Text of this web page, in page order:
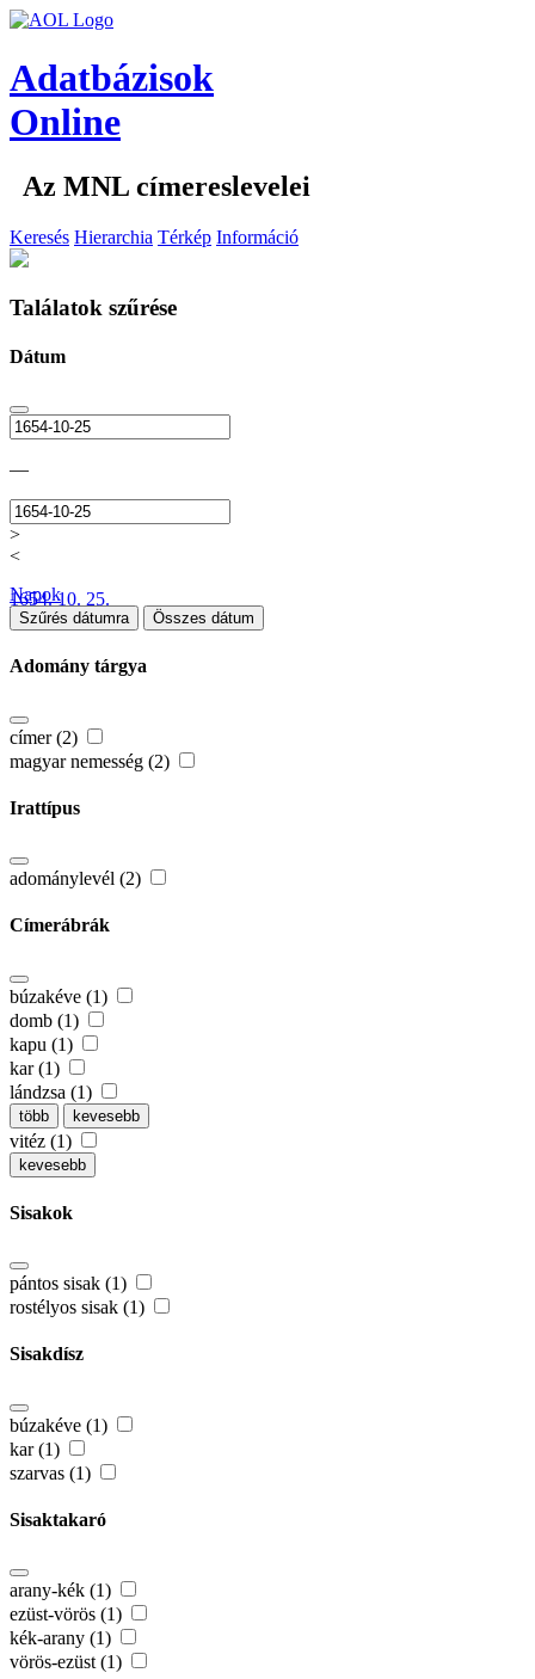
Adatbázisok
Online
Az MNL címereslevelei
Keresés Hierarchia Térkép Információ
Találatok szűrése
Dátum
—
>
<
1654. 10. 25.
Napok
Szűrés dátumra Összes dátum
Adomány tárgya
címer (2)
magyar nemesség (2)
Irattípus
adománylevél (2)
Címerábrák
búzakéve (1)
domb (1)
kapu (1)
kar (1)
lándzsa (1)
több kevesebb
vitéz (1)
kevesebb
Sisakok
pántos sisak (1)
rostélyos sisak (1)
Sisakdísz
búzakéve (1)
kar (1)
szarvas (1)
Sisaktakaró
arany-kék (1)
ezüst-vörös (1)
kék-arany (1)
vörös-ezüst (1)